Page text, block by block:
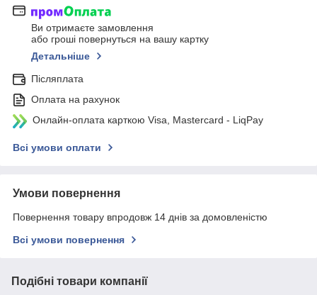
Ви отримаєте замовлення
або гроші повернуться на вашу картку
Детальніше
Післяплата
Оплата на рахунок
Онлайн-оплата карткою Visa, Mastercard - LiqPay
Всі умови оплати
Умови повернення
Повернення товару впродовж 14 днів за домовленістю
Всі умови повернення
Подібні товари компанії